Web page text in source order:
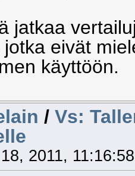
jatkaa
eivät
käyttöön.
/Vs:
2011,